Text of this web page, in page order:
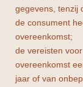
gegevens, tenzij
de consument
overeenkomst;
de vereisten
overeenkomst
jaar of van